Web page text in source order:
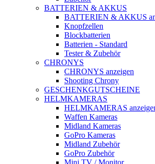
BATTERIEN & AKKUS
BATTERIEN & AKKUS
Knopfzellen
Blockbatterien
Batterien - Standard
Tester & Zubehör
CHRONYS
CHRONYS anzeigen
Shooting Chrony
GESCHENKGUTSCHEINE
HELMKAMERAS
HELMKAMERAS
Waffen Kameras
Midland Kameras
GoPro Kameras
Midland Zubehör
GoPro Zubehör
Mini TV / Monitor